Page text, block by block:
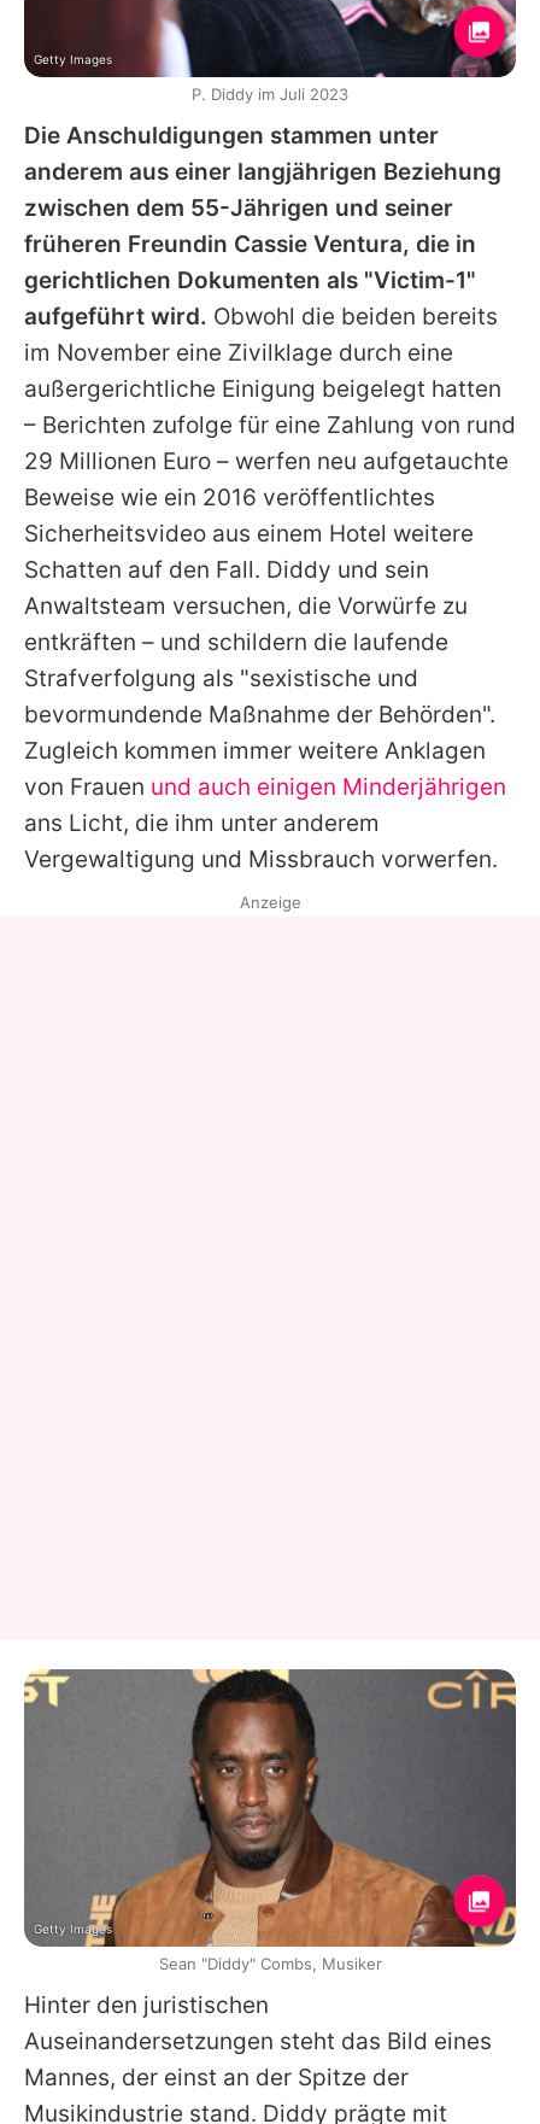
Die Anschuldigungen stammen unter
anderem aus einer langjährigen Beziehung
zwischen dem 55-Jährigen und seiner
früheren Freundin Cassie Ventura, die in
gerichtlichen Dokumenten als "Victim-1"
aufgeführt wird. Obwohl die beiden bereits
im November eine Zivilklage durch eine
außergerichtliche Einigung beigelegt hatten
– Berichten zufolge für eine Zahlung von rund
29 Millionen Euro – werfen neu aufgetauchte
Beweise wie ein 2016 veröffentlichtes
Sicherheitsvideo aus einem Hotel weitere
Schatten auf den Fall. Diddy und sein
Anwaltsteam versuchen, die Vorwürfe zu
entkräften – und schildern die laufende
Strafverfolgung als "sexistische und
bevormundende Maßnahme der Behörden".
Zugleich kommen immer weitere Anklagen
von Frauen und auch einigen Minderjährigen
ans Licht, die ihm unter anderem
Vergewaltigung und Missbrauch vorwerfen.
Hinter den juristischen
Auseinandersetzungen steht das Bild eines
Mannes, der einst an der Spitze der
Musikindustrie stand. Diddy prägte mit
Getty Images
P. Diddy im Juli 2023
Anzeige
Getty Images
Sean "Diddy" Combs, Musiker